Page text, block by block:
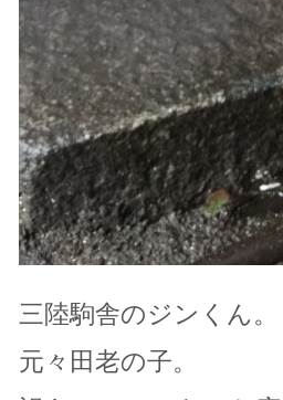
三陸駒舎のジンくん。
元々田老の子。